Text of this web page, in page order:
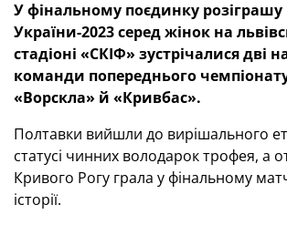
У фінальному поєдинку розіграшу
України-2023 серед жінок на
стадіоні «СКІФ» зустрічалися дві
команди попереднього
«Ворскла» й «Кривбас».
Полтавки вийшли до вирішального
статусі чинних володарок трофея, а
Кривого Рогу грала у фінальному
історії.